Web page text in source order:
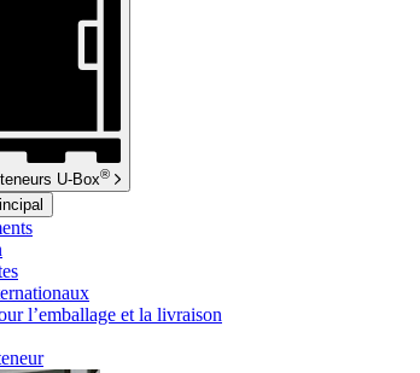
U-Box®
l’emballage et la livraison